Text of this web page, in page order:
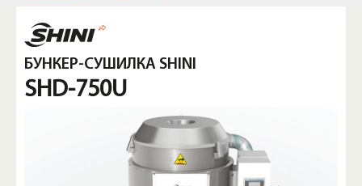
БУНКЕР-СУШИЛКА SHINI
SHD-750U